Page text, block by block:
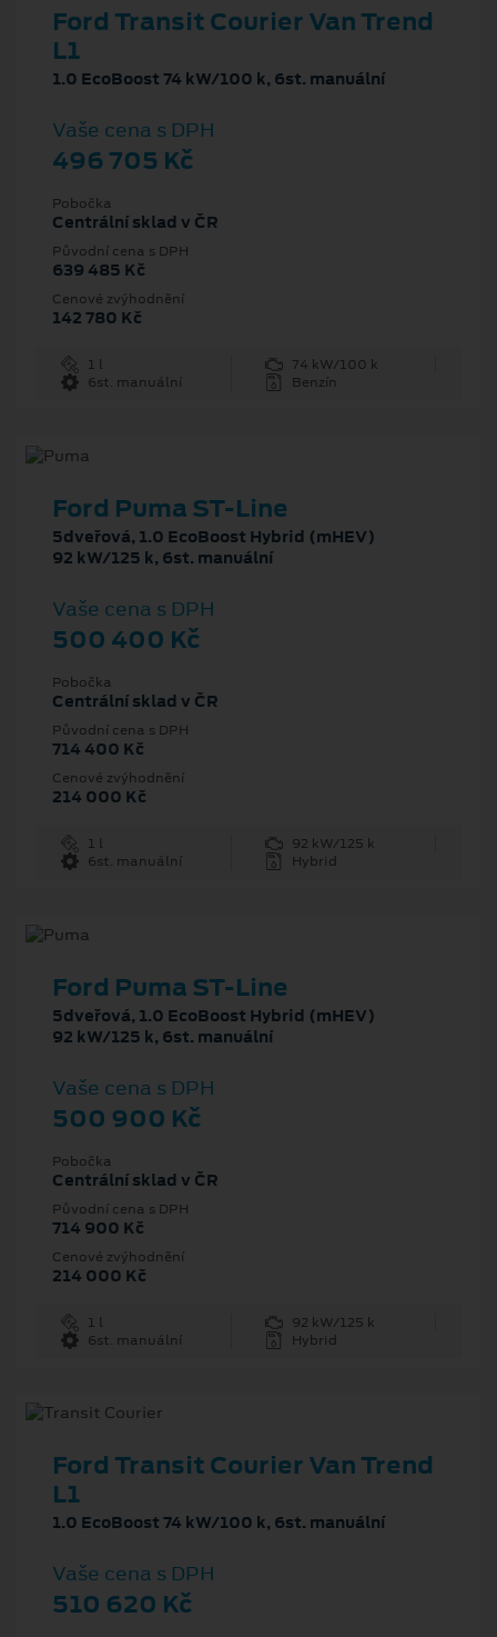
Ford Transit Courier Van Trend
L1
1.0 EcoBoost 74 kW/100 k, 6st. manuální
Vaše cena s DPH
496 705 Kč
Pobočka
Centrální sklad v ČR
Původní cena s DPH
639 485 Kč
Cenové zvýhodnění
142 780 Kč
1 l
74 kW/100 k
6st. manuální
Benzín
Ford Puma ST-Line
5dveřová, 1.0 EcoBoost Hybrid (mHEV)
92 kW/125 k, 6st. manuální
Vaše cena s DPH
500 400 Kč
Pobočka
Centrální sklad v ČR
Původní cena s DPH
714 400 Kč
Cenové zvýhodnění
214 000 Kč
1 l
92 kW/125 k
6st. manuální
Hybrid
Ford Puma ST-Line
5dveřová, 1.0 EcoBoost Hybrid (mHEV)
92 kW/125 k, 6st. manuální
Vaše cena s DPH
500 900 Kč
Pobočka
Centrální sklad v ČR
Původní cena s DPH
714 900 Kč
Cenové zvýhodnění
214 000 Kč
1 l
92 kW/125 k
6st. manuální
Hybrid
Ford Transit Courier Van Trend
L1
1.0 EcoBoost 74 kW/100 k, 6st. manuální
Vaše cena s DPH
510 620 Kč